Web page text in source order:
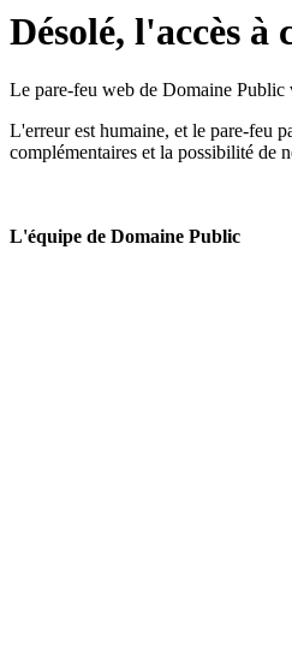
Désolé, l'accès à
Le pare-feu web de Domaine Public
L'erreur est humaine, et le pare-feu
complémentaires et la possibilité de
L'équipe de Domaine Public